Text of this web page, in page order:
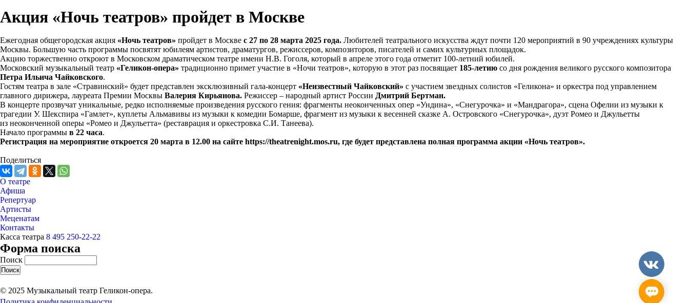
Акция «Ночь театров» пройдет в Москве
Ежегодная общегородская акция «Ночь театров» пройдет в Москве с 27 по 28 марта 2025 года. Любителей театрального искусства ждут почти 120 мероприятий в 90 учреждениях культуры
Москвы. Большую часть программы посвятят юбилеям артистов, драматургов, режиссеров, композиторов, писателей и самих культурных площадок.
Акцию торжественно откроют в Московском драматическом театре имени Н.В. Гоголя, который в апреле этого года отметит 100-летний юбилей.
Московский музыкальный театр «Геликон-опера» традиционно примет участие в «Ночи театров», которую в этот раз посвящает 185-летию со дня рождения великого русского композитора
Петра Ильича Чайковского.
Гостям театра в зале «Стравинский» будет представлен эксклюзивный гала-концерт «Неизвестный Чайковский» с участием звездных солистов «Геликона» и оркестра под управлением
главного дирижера, лауреата Премии Москвы Валерия Кирьянова. Режиссер – народный артист России Дмитрий Бертман.
В концерте прозвучат уникальные, редко исполняемые произведения русского гения: фрагменты неоконченных опер «Ундина», «Снегурочка» и «Мандрагора», сцена Офелии из музыки к
трагедии У. Шекспира «Гамлет», куплеты Альмавивы из музыки к комедии Бомарше, фрагмент из музыки к весенней сказке А. Островского «Снегурочка», дуэт Ромео и Джульетты
из неоконченной оперы «Ромео и Джульетта» (реставрация и оркестровка С.И. Танеева).
Начало программы в 22 часа.
Регистрация на мероприятие откроется 20 марта в 12.00 на сайте https://theatrenight.mos.ru, где будет представлена полная программа акции «Ночь театров».
Поделиться
О театре
Афиша
Репертуар
Артисты
Меценатам
Контакты
Касса театра 8 495 250-22-22
Форма поиска
Поиск
© 2025 Музыкальный театр Геликон-опера.